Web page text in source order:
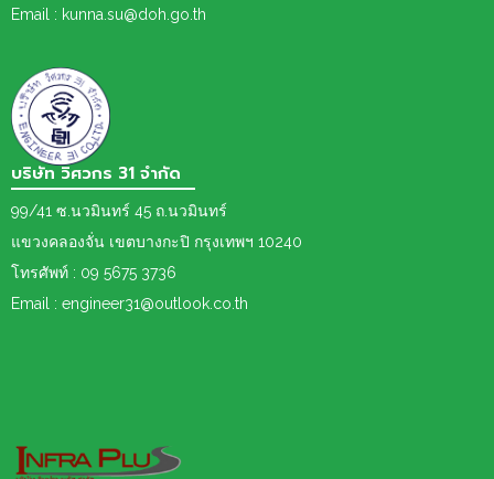
Email : kunna.su@doh.go.th
บริษัท วิศวกร 31 จำกัด
99/41 ซ.นวมินทร์ 45 ถ.นวมินทร์
แขวงคลองจั่น เขตบางกะปิ กรุงเทพฯ 10240
โทรศัพท์ : 09 5675 3736
Email : engineer31@outlook.co.th